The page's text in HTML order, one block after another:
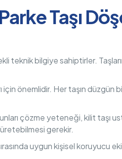
Taşı
teknik bilgiye sahiptirler.
önemlidir. Her taşın düzgün
çözme yeteneği, kilit taşı
gerekir.
uygun kişisel koruyucu